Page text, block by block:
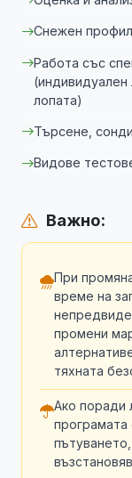
Снежен профил
Работа със
(индивидуален
лопата)
Търсене,
Видове
Важно:
При
време на
промени
тяхната
Ако поради
програмата